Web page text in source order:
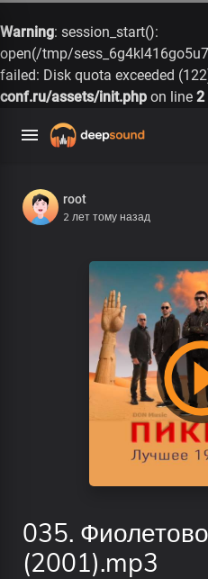
Warning: session_start():
open(/tmp/
failed: Disk quota exceeded
conf.ru/assets/init.php on line 2
root
2 лет тому назад
035.
(2001).mp3